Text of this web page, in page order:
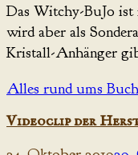
Das Witchy-BuJo
wird aber als
Kristall-Anhänger
Alles rund ums Buch
Videoclip der